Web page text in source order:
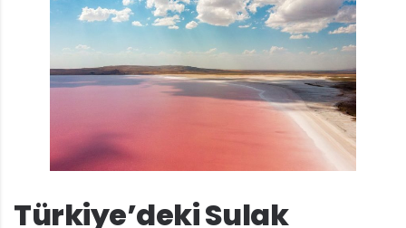
Türkiye’deki Sulak